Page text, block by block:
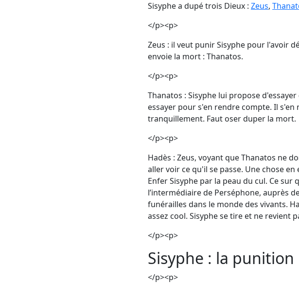
Sisyphe a dupé trois Dieux : Zeus,
</p><p>
Zeus : il veut punir Sisyphe pour l'avoir
envoie la mort : Thanatos.
</p><p>
Thanatos : Sisyphe lui propose
essayer pour s'en rendre compte. Il
tranquillement. Faut oser duper la mort.
</p><p>
Hadès : Zeus, voyant que Thanatos ne
aller voir ce qu'il se passe. Une chose
Enfer Sisyphe par la peau du cul. Ce
l’intermédiaire de Perséphone, auprès
funérailles dans le monde des vivants.
assez cool. Sisyphe se tire et ne revient
</p><p>
Sisyphe : la punition
</p><p>